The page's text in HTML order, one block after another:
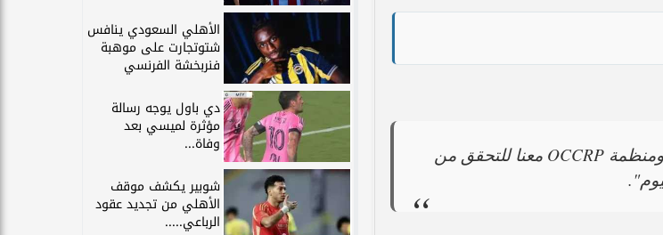
"في 15 يناير 2026 تواصل صحفيون من وسيلتين إعلاميتين ومنظمة OCCRP معنا للتحقق من
الأهلي السعودي ينافس
شتوتجارت على موهبة
فنربخشة الفرنسي
دي باول يوجه رسالة
مؤثرة لميسي بعد
وفاة...
شوبير يكشف موقف
الأهلي من تجديد عقود
الرباعي.....